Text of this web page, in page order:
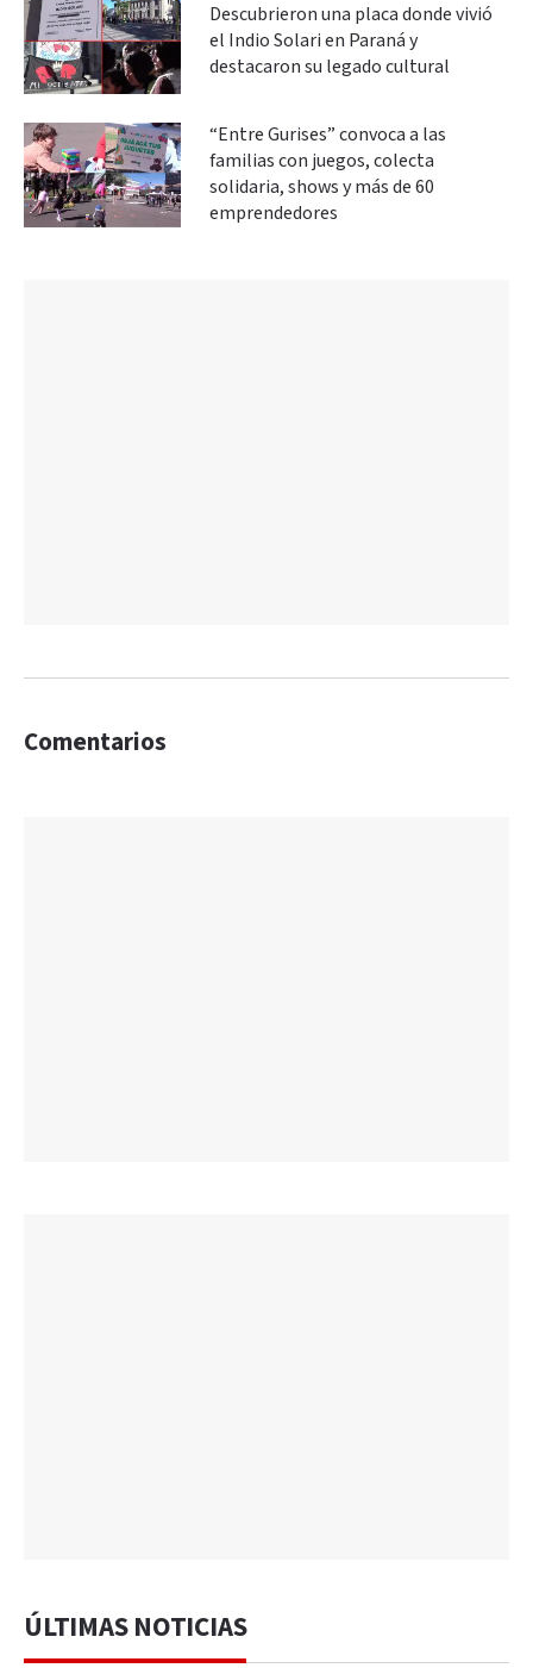
Descubrieron una placa donde vivió
el Indio Solari en Paraná y
destacaron su legado cultural
“Entre Gurises” convoca a las
familias con juegos, colecta
solidaria, shows y más de 60
emprendedores
Comentarios
ÚLTIMAS NOTICIAS